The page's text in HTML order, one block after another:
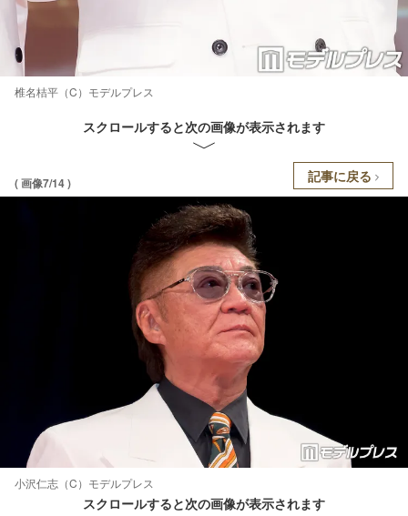
椎名桔平（C）モデルプレス
スクロールすると次の画像が表示されます
( 画像7/14 ) 記事に戻る
小沢仁志（C）モデルプレス
スクロールすると次の画像が表示されます